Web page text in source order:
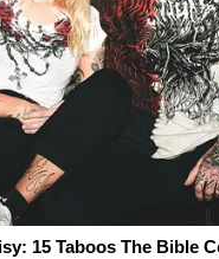
15 Taboos The Bible